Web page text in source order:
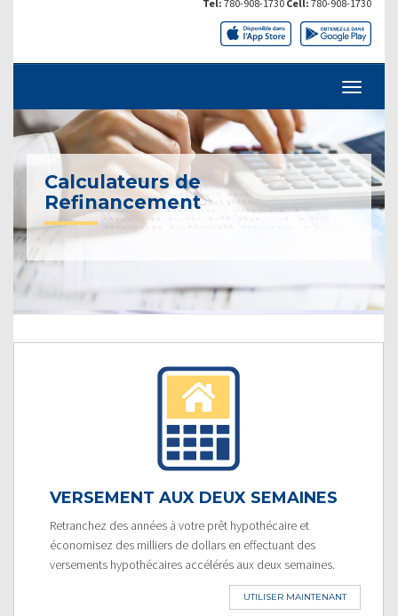
Tel: 780-908-1730 Cell: 780-908-1730
Calculateurs de
Refinancement
VERSEMENT AUX DEUX SEMAINES
Retranchez des années à votre prêt hypothécaire et
économisez des milliers de dollars en effectuant des
versements hypothécaires accélérés aux deux semaines.
UTILISER MAINTENANT